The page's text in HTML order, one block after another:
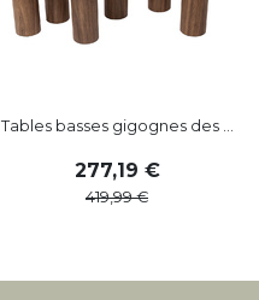
Tables basses gigognes des ...
277,19
419,99